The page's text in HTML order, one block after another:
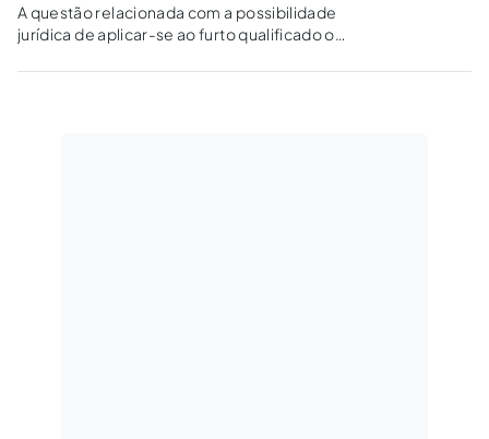
A questão relacionada com a possibilidade
jurídica de aplicar-se ao furto qualificado o
das que fazem recrudescer as